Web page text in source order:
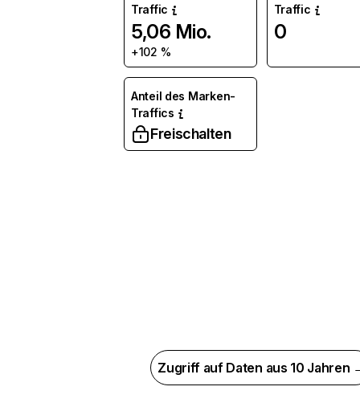
Traffic
5,06 Mio.
+102 %
Traffic
0
Anteil des Marken-
Traffics
Freischalten
Zugriff auf Daten aus 10 Jahren